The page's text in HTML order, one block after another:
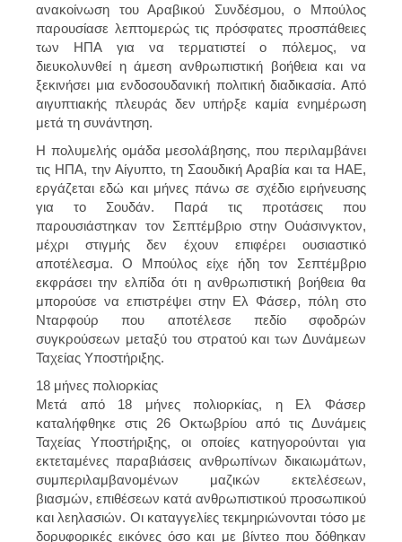
ανακοίνωση του Αραβικού Συνδέσμου, ο Μπούλος
παρουσίασε λεπτομερώς τις πρόσφατες προσπάθειες
των ΗΠΑ για να τερματιστεί ο πόλεμος, να
διευκολυνθεί η άμεση ανθρωπιστική βοήθεια και να
ξεκινήσει μια ενδοσουδανική πολιτική διαδικασία. Από
αιγυπτιακής πλευράς δεν υπήρξε καμία ενημέρωση
μετά τη συνάντηση.
Η πολυμελής ομάδα μεσολάβησης, που περιλαμβάνει
τις ΗΠΑ, την Αίγυπτο, τη Σαουδική Αραβία και τα ΗΑΕ,
εργάζεται εδώ και μήνες πάνω σε σχέδιο ειρήνευσης
για το Σουδάν. Παρά τις προτάσεις που
παρουσιάστηκαν τον Σεπτέμβριο στην Ουάσινγκτον,
μέχρι στιγμής δεν έχουν επιφέρει ουσιαστικό
αποτέλεσμα. Ο Μπούλος είχε ήδη τον Σεπτέμβριο
εκφράσει την ελπίδα ότι η ανθρωπιστική βοήθεια θα
μπορούσε να επιστρέψει στην Ελ Φάσερ, πόλη στο
Νταρφούρ που αποτέλεσε πεδίο σφοδρών
συγκρούσεων μεταξύ του στρατού και των Δυνάμεων
Ταχείας Υποστήριξης.
18 μήνες πολιορκίας
Μετά από 18 μήνες πολιορκίας, η Ελ Φάσερ
καταλήφθηκε στις 26 Οκτωβρίου από τις Δυνάμεις
Ταχείας Υποστήριξης, οι οποίες κατηγορούνται για
εκτεταμένες παραβιάσεις ανθρωπίνων δικαιωμάτων,
συμπεριλαμβανομένων μαζικών εκτελέσεων,
βιασμών, επιθέσεων κατά ανθρωπιστικού προσωπικού
και λεηλασιών. Οι καταγγελίες τεκμηριώνονται τόσο με
δορυφορικές εικόνες όσο και με βίντεο που δόθηκαν